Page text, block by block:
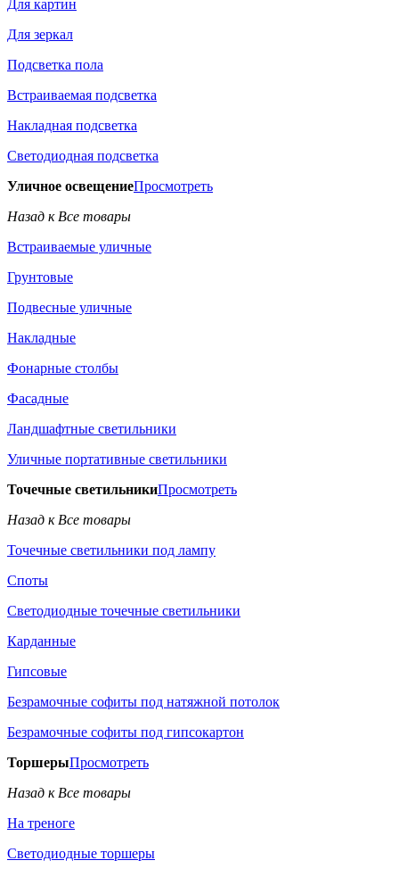
Для картин
Для зеркал
Подсветка пола
Встраиваемая подсветка
Накладная подсветка
Светодиодная подсветка
Уличное освещениеПросмотреть
Назад к Все товары
Встраиваемые уличные
Грунтовые
Подвесные уличные
Накладные
Фонарные столбы
Фасадные
Ландшафтные светильники
Уличные портативные светильники
Точечные светильникиПросмотреть
Назад к Все товары
Точечные светильники под лампу
Споты
Светодиодные точечные светильники
Карданные
Гипсовые
Безрамочные софиты под натяжной потолок
Безрамочные софиты под гипсокартон
ТоршерыПросмотреть
Назад к Все товары
На треноге
Светодиодные торшеры